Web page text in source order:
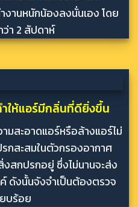
งานหนักน้องลงนั่นเอง โดย
า 2 สัปดาห์
ให้แอร์มีกลิ่นที่ดียิ่งขึ้น
มสะอาดแอร์หรือล้างแอร์ไม่
กสะสมในตัวกรองอากาศ
สกปรกอยู่ ซึ่งไม่นานจะส่ง
ดังนั้นจังจำเป็นต้องตรวจ
ยบร้อย